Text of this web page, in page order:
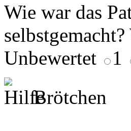
Wie war das
Unbewertet
1
Brötchen